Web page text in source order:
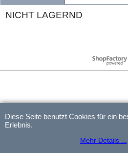
NICHT LAGERND
WebShop erstellt mit
ShopFactory Shop
Diese Seite benutzt Cookies für ein
Erlebnis.
Mehr Details ...